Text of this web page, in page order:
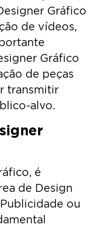
Gráfico
de vídeos,
Gráfico
de peças
transmitir
alvo.
é
de Design
ou